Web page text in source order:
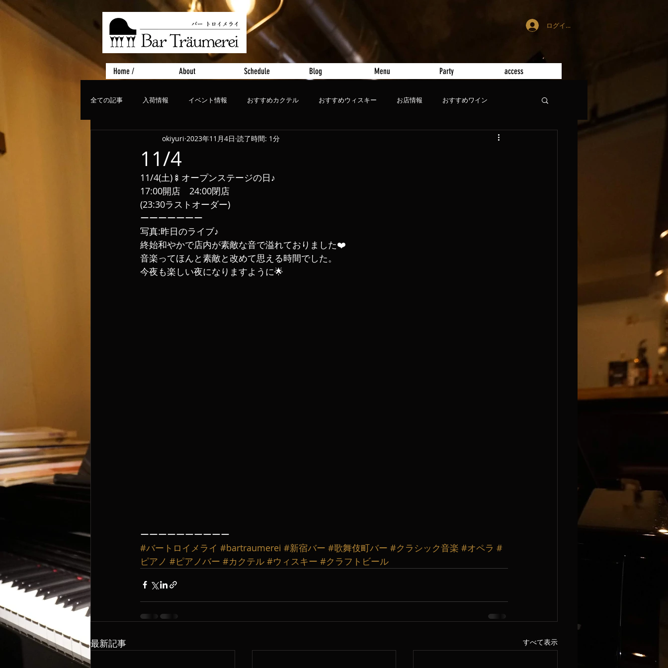
ログイン
Home / About Schedule Blog Menu Party access
全ての記事 入荷情報 イベント情報 おすすめカクテル おすすめウィスキー お店情報 おすすめワイン
ライブ、コンサート おすすめビール
11/4
okiyuri 2023年11月4日 読了時間: 1分
11/4(土)🍢オープンステージの日♪
17:00開店　24:00閉店
(23:30ラストオーダー)
ーーーーーーー
写真:昨日のライブ♪
終始和やかで店内が素敵な音で溢れておりました❤️
音楽ってほんと素敵と改めて思える時間でした。
今夜も楽しい夜になりますように🌟
ーーーーーーーーーー
#バートロイメライ #bartraumerei #新宿バー #歌舞伎町バー #クラシック音楽 #オペラ #
ピアノ #ピアノバー #カクテル #ウィスキー #クラフトビール
最新記事 すべて表示